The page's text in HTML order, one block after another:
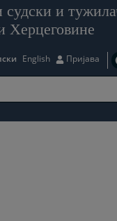
и
Херцеговине
English Пријава